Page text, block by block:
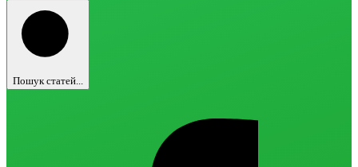
Пошук статей...